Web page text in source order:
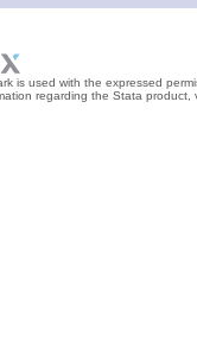
used with the expressed
regarding the Stata product,